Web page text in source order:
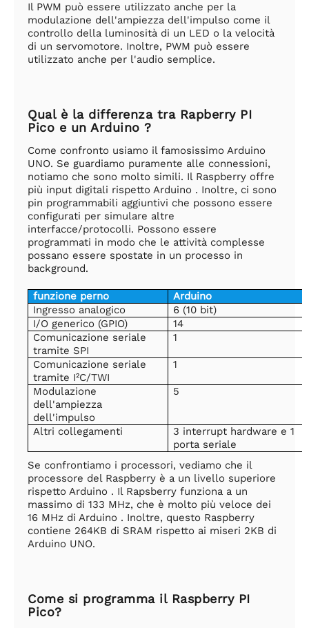
Il PWM può essere utilizzato anche per la
modulazione dell'ampiezza dell'impulso come il
controllo della luminosità di un LED o la velocità
di un servomotore. Inoltre, PWM può essere
utilizzato anche per l'audio semplice.
Qual è la differenza tra Rapberry PI
Pico e un Arduino ?
Come confronto usiamo il famosissimo Arduino
UNO. Se guardiamo puramente alle connessioni,
notiamo che sono molto simili. Il Raspberry offre
più input digitali rispetto Arduino . Inoltre, ci sono
pin programmabili aggiuntivi che possono essere
configurati per simulare altre
interfacce/protocolli. Possono essere
programmati in modo che le attività complesse
possano essere spostate in un processo in
background.
funzione perno
Arduino
Ingresso analogico
6 (10 bit)
I/O generico (GPIO)
14
Comunicazione seriale
tramite SPI
1
Comunicazione seriale
tramite I²C/TWI
1
Modulazione
dell'ampiezza
dell'impulso
5
Altri collegamenti
3 interrupt hardware e 1
porta seriale
Se confrontiamo i processori, vediamo che il
processore del Raspberry è a un livello superiore
rispetto Arduino . Il Rapsberry funziona a un
massimo di 133 MHz, che è molto più veloce dei
16 MHz di Arduino . Inoltre, questo Raspberry
contiene 264KB di SRAM rispetto ai miseri 2KB di
Arduino UNO.
Come si programma il Raspberry PI
Pico?